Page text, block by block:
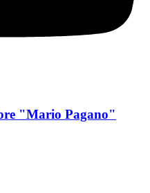
"Mario Pagano"